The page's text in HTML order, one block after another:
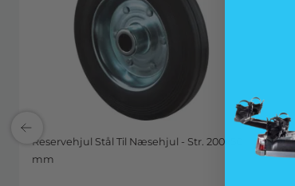
Reservehjul Stål Til Næsehjul - Str. 200x50
mm